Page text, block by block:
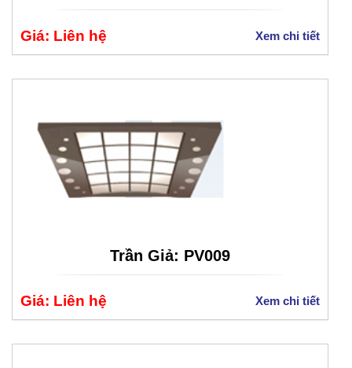
Giá: Liên hệ Xem chi tiết
Trần Giả: PV009
Giá: Liên hệ Xem chi tiết